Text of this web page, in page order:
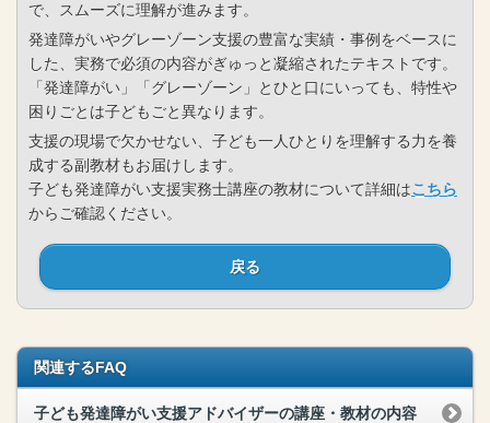
で、スムーズに理解が進みます。
発達障がいやグレーゾーン支援の豊富な実績・事例をベースに
した、実務で必須の内容がぎゅっと凝縮されたテキストです。
「発達障がい」「グレーゾーン」とひと口にいっても、特性や
困りごとは子どもごと異なります。
支援の現場で欠かせない、子ども一人ひとりを理解する力を養
成する副教材もお届けします。
子ども発達障がい支援実務士講座の教材について詳細はこちら
からご確認ください。
戻る
関連するFAQ
子ども発達障がい支援アドバイザーの講座・教材の内容